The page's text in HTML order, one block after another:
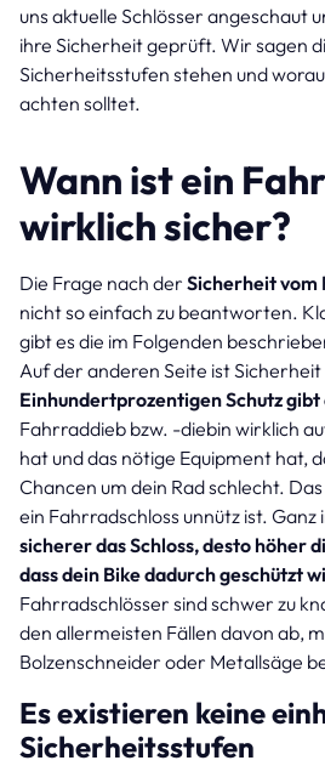
uns aktuelle Schlösser angeschaut
ihre Sicherheit geprüft. Wir sagen
Sicherheitsstufen stehen und
achten solltet.
Wann ist ein
wirklich sicher?
Die Frage nach der Sicherheit vom
nicht so einfach zu beantworten.
gibt es die im Folgenden
Auf der anderen Seite ist Sicherheit
Einhundertprozentigen Schutz gibt
Fahrraddieb bzw. -diebin wirklich
hat und das nötige Equipment hat,
Chancen um dein Rad schlecht.
ein Fahrradschloss unnütz ist. Ganz
sicherer das Schloss, desto höher
dass dein Bike dadurch geschützt
Fahrradschlösser sind schwer zu
den allermeisten Fällen davon ab,
Bolzenschneider oder Metallsäge
Es existieren keine
Sicherheitsstufen